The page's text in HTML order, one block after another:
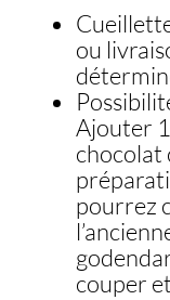
ou
Ajouter
chocolat
pourrez
couper